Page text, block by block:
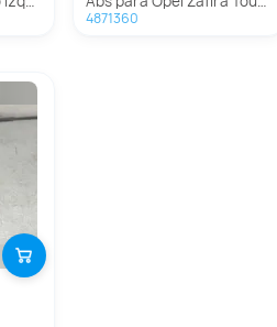
4871360